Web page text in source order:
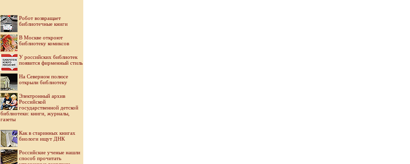
Робот возвращает
библиотечные книги
В Москве откроют
библиотеку комиксов
У российских библиотек
появится фирменный стиль
На Северном полюсе
открыли библиотеку
Электронный архив
Российской
государственной детской
библиотеки: книги, журналы,
газеты
Как в старинных книгах
биологи ищут ДНК
Российские ученые нашли
способ прочитать